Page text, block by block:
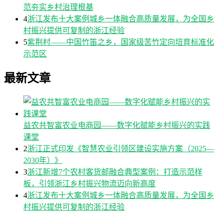
范夯实乡村治理根基
4浙江发布十大案例城乡一体融合高质量发展，为全国乡
村振兴提供可复制的浙江经验
5紫荆村——中国竹笛之乡，国家级苦竹定向培育标准化
示范区
最新文章
益农共智富农业电商园——数字化赋能乡村振兴的实践
课堂
2浙江正式印发《智慧农业引领区建设实施方案（2025—
2030年）》
3浙江新增7个农村客货邮融合典型案例：打造示范样
板，引领浙江乡村振兴物流迈向新高度
4浙江发布十大案例城乡一体融合高质量发展，为全国乡
村振兴提供可复制的浙江经验